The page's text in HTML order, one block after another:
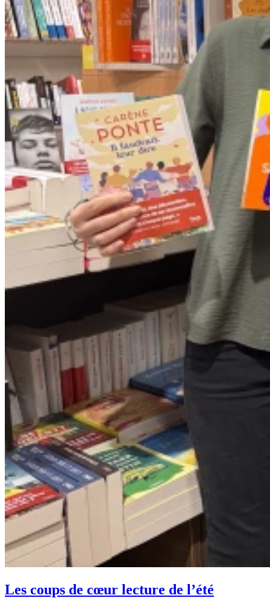
Les coups de cœur lecture de l’été